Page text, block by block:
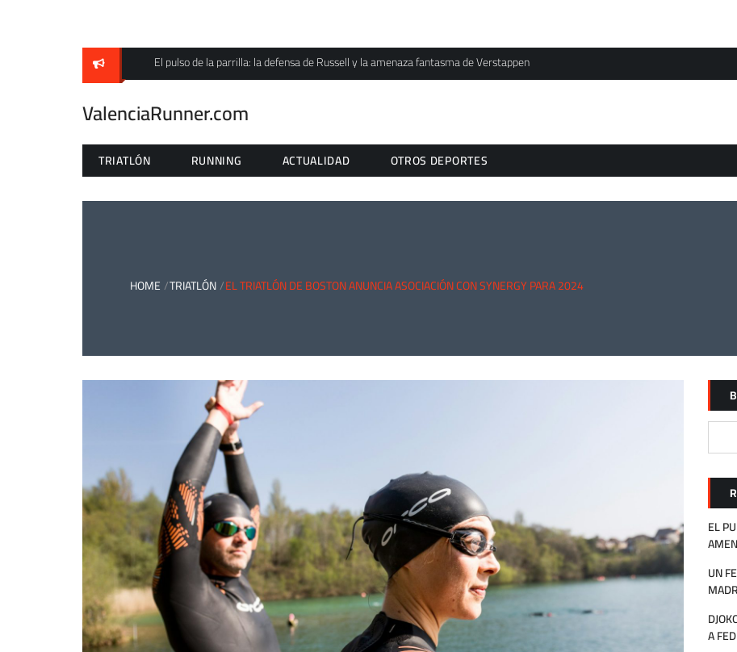
El pulso de la parrilla: la defensa de Russell y la amenaza fantasma de Verstappen
ValenciaRunner.com
TRIATLÓN RUNNING ACTUALIDAD OTROS DEPORTES
HOME TRIATLÓN EL TRIATLÓN DE BOSTON ANUNCIA ASOCIACIÓN CON SYNERGY PARA 2024
EL
UN
A